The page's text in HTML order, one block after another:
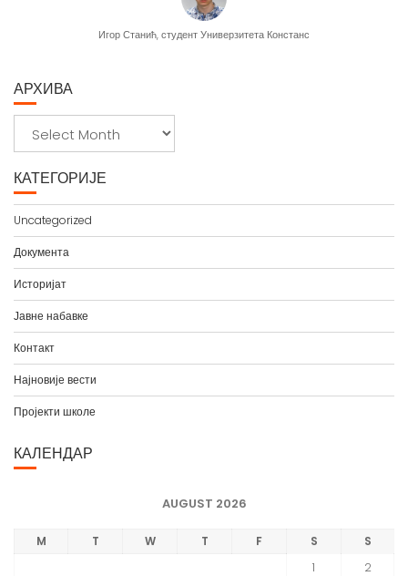
Игор Станић, студент Универзитета Констанс
АРХИВА
х
и
в
а
КАТЕГОРИЈЕ
Uncategorized
Документа
Историјат
Јавне набавке
Контакт
Најновије вести
Пројекти школе
КАЛЕНДАР
AUGUST 2026
M T W T F S S
1
2